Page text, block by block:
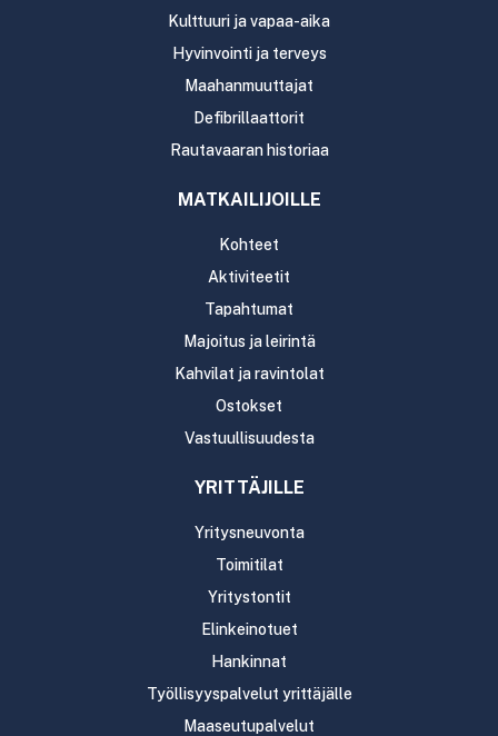
Kulttuuri ja vapaa-aika
Hyvinvointi ja terveys
Maahanmuuttajat
Defibrillaattorit
Rautavaaran historiaa
MATKAILIJOILLE
Kohteet
Aktiviteetit
Tapahtumat
Majoitus ja leirintä
Kahvilat ja ravintolat
Ostokset
Vastuullisuudesta
YRITTÄJILLE
Yritysneuvonta
Toimitilat
Yritystontit
Elinkeinotuet
Hankinnat
Työllisyyspalvelut yrittäjälle
Maaseutupalvelut